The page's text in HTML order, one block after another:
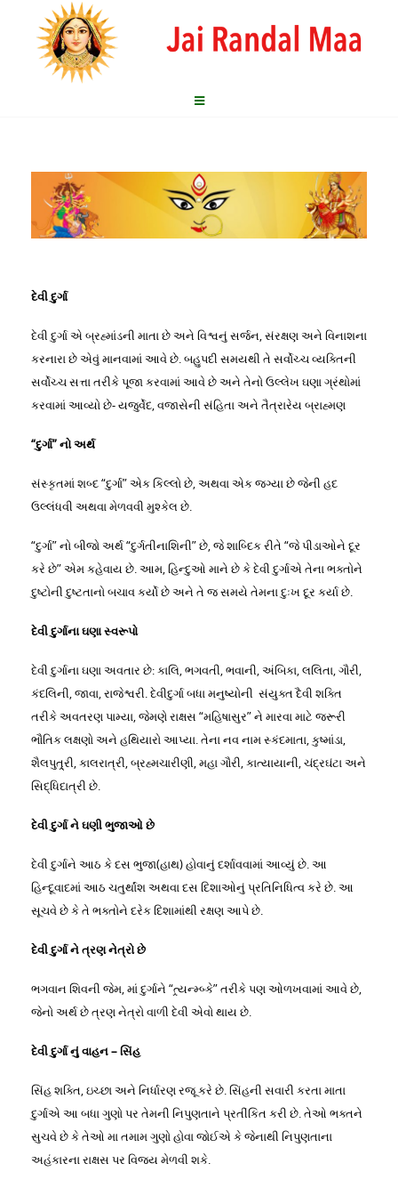
દેવી દુર્ગા
દેવી દુર્ગા એ બ્રહ્માંડની માતા છે અને વિશ્વનું સર્જન, સંરક્ષણ અને વિનાશના
કરનારા છે એવું માનવામાં આવે છે. બહુપદી સમયથી તે સર્વોચ્ચ વ્યક્તિની
સર્વોચ્ચ સત્તા તરીકે પૂજા કરવામાં આવે છે અને તેનો ઉલ્લેખ ઘણા ગ્રંથોમાં
કરવામાં આવ્યો છે- યજુર્વેદ, વજાસેની સંહિતા અને તૈત્રારેય બ્રાહ્મણ
“દુર્ગા” નો અર્થ
સંસ્કૃતમાં શબ્દ “દુર્ગા” એક કિલ્લો છે, અથવા એક જગ્યા છે જેની હદ
ઉલ્લંધવી અથવા મેળવવી મુશ્કેલ છે.
“દુર્ગા” નો બીજો અર્થ “દુર્ગતીનાશિની” છે, જે શાબ્દિક રીતે “જે પીડાઓને દૂર
કરે છે” એમ કહેવાય છે. આમ, હિન્દુઓ માને છે કે દેવી દુર્ગાએ તેના ભક્તોને
દુષ્ટોની દુષ્ટતાનો બચાવ કર્યો છે અને તે જ સમયે તેમના દુઃખ દૂર કર્યા છે.
દેવી દુર્ગાના ઘણા સ્વરૂપો
દેવી દુર્ગાના ઘણા અવતાર છે: કાલિ, ભગવતી, ભવાની, અંબિકા, લલિતા, ગૌરી,
કંદલિની, જાવા, રાજેશ્વરી. દેવીદુર્ગા બધા મનુષ્યોની સંયુક્ત દૈવી શક્તિ
તરીકે અવતરણ પામ્યા, જેમણે રાક્ષસ “મહિષાસુર” ને મારવા માટે જરૂરી
ભૌતિક લક્ષણો અને હથિયારો આપ્યા. તેના નવ નામ સ્કંદમાતા, કુષ્માંડા,
શૈલપુત્ર્રી, કાલરાત્રી, બ્રહ્મચારીણી, મહા ગૌરી, કાત્યાયાની, ચંદ્રઘંટા અને
સિદ્ધિદાત્રી છે.
દેવી દુર્ગા ને ઘણી ભુજાઓ છે
દેવી દુર્ગાને આઠ કે દસ ભુજા(હાથ) હોવાનું દર્શાવવામાં આવ્યું છે. આ
હિન્દૂવાદમાં આઠ ચતુર્થાંશ અથવા દસ દિશાઓનું પ્રતિનિધિત્વ કરે છે. આ
સૂચવે છે કે તે ભક્તોને દરેક દિશામાંથી રક્ષણ આપે છે.
દેવી દુર્ગા ને ત્રણ નેત્રો છે
ભગવાન શિવની જેમ, માં દુર્ગાને “ત્ર્યન્મ્બ્કે” તરીકે પણ ઓળખવામાં આવે છે,
જેનો અર્થ છે ત્રણ નેત્રો વાળી દેવી એવો થાય છે.
દેવી દુર્ગા નું વાહન – સિંહ
સિંહ શક્તિ, ઇચ્છા અને નિર્ધારણ રજૂ કરે છે. સિંહની સવારી કરતા માતા
દુર્ગાએ આ બધા ગુણો પર તેમની નિપુણતાને પ્રતીંકિત કરી છે. તેઓ ભક્તને
સુચવે છે કે તેઓ મા તમામ ગુણો હોવા જોઈએ કે જેનાથી નિપુણતાના
અહંકારના રાક્ષસ પર વિજય મેળવી શકે.